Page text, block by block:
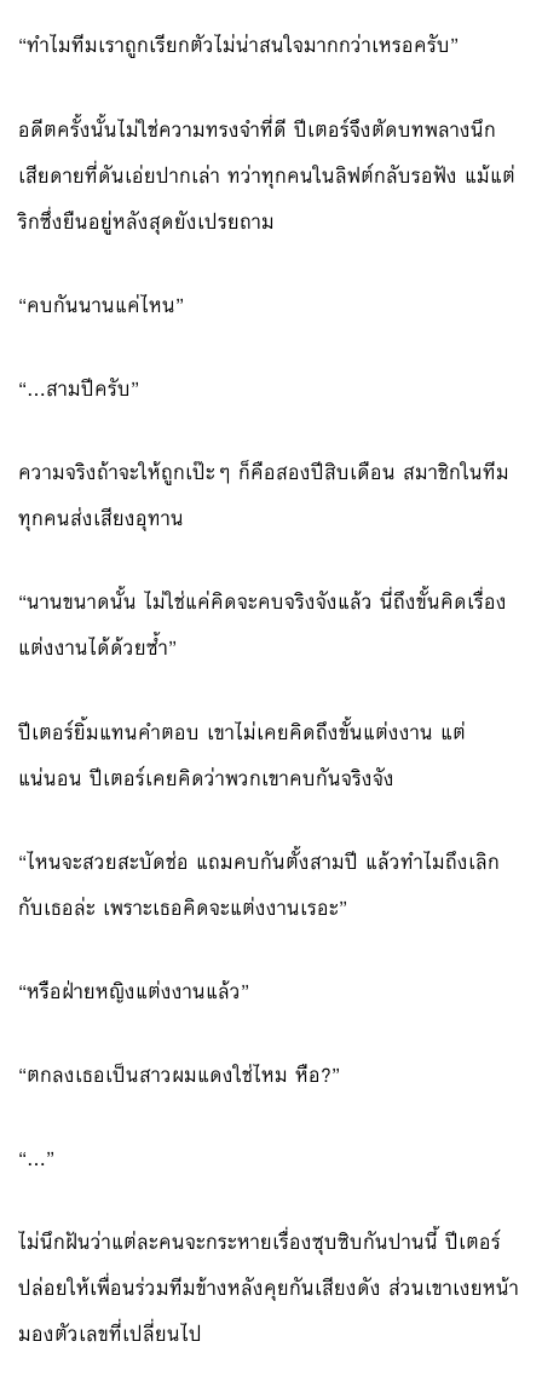
“ทำไมทีมเราถูกเรียกตัวไม่น่าสนใจมากกว่าเหรอครับ”
อดีตครั้งนั้นไม่ใช่ความทรงจำที่ดี ปีเตอร์จึงตัดบทพลางนึก
เสียดายที่ดันเอ่ยปากเล่า ทว่าทุกคนในลิฟต์กลับรอฟัง แม้แต่
ริกซึ่งยืนอยู่หลังสุดยังเปรยถาม
“คบกันนานแค่ไหน”
“…สามปีครับ”
ความจริงถ้าจะให้ถูกเป๊ะๆ ก็คือสองปีสิบเดือน สมาชิกในทีม
ทุกคนส่งเสียงอุทาน
“นานขนาดนั้น ไม่ใช่แค่คิดจะคบจริงจังแล้ว นี่ถึงขั้นคิดเรื่อง
แต่งงานได้ด้วยซ้ำ”
ปีเตอร์ยิ้มแทนคำตอบ เขาไม่เคยคิดถึงขั้นแต่งงาน แต่
แน่นอน ปีเตอร์เคยคิดว่าพวกเขาคบกันจริงจัง
“ไหนจะสวยสะบัดช่อ แถมคบกันตั้งสามปี แล้วทำไมถึงเลิก
กับเธอล่ะ เพราะเธอคิดจะแต่งงานเรอะ”
“หรือฝ่ายหญิงแต่งงานแล้ว”
“ตกลงเธอเป็นสาวผมแดงใช่ไหม หือ?”
“…”
ไม่นึกฝันว่าแต่ละคนจะกระหายเรื่องซุบซิบกันปานนี้ ปีเตอร์
ปล่อยให้เพื่อนร่วมทีมข้างหลังคุยกันเสียงดัง ส่วนเขาเงยหน้า
มองตัวเลขที่เปลี่ยนไป